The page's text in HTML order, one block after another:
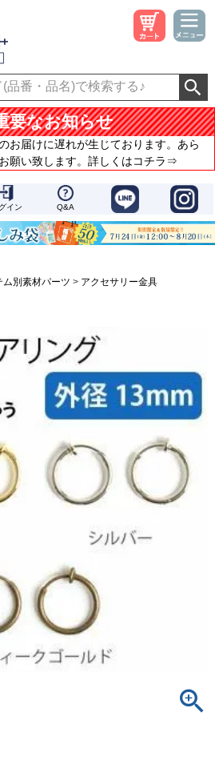
要なお知らせ
お届けに遅れが生じております。あら
願い致します。詳しくはコチラ⇒
イン Q&A
ム別素材パーツ
アクセサリー金具